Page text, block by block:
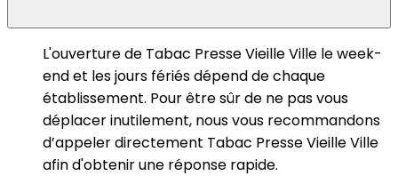
L'ouverture de Tabac Presse Vieille Ville le week-
end et les jours fériés dépend de chaque
établissement. Pour être sûr de ne pas vous
déplacer inutilement, nous vous recommandons
d’appeler directement Tabac Presse Vieille Ville
afin d'obtenir une réponse rapide.